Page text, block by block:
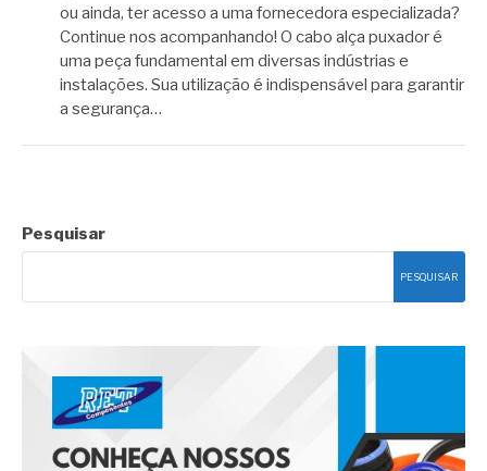
ou ainda, ter acesso a uma fornecedora especializada?
Continue nos acompanhando! O cabo alça puxador é
uma peça fundamental em diversas indústrias e
instalações. Sua utilização é indispensável para garantir
a segurança…
Pesquisar
PESQUISAR